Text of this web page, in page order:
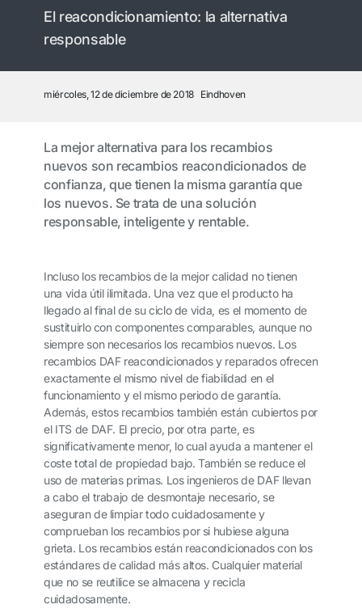
El reacondicionamiento: la alternativa
responsable
miércoles, 12 de diciembre de 2018 Eindhoven
La mejor alternativa para los recambios
nuevos son recambios reacondicionados de
confianza, que tienen la misma garantía que
los nuevos. Se trata de una solución
responsable, inteligente y rentable.
Incluso los recambios de la mejor calidad no tienen
una vida útil ilimitada. Una vez que el producto ha
llegado al final de su ciclo de vida, es el momento de
sustituirlo con componentes comparables, aunque no
siempre son necesarios los recambios nuevos. Los
recambios DAF reacondicionados y reparados ofrecen
exactamente el mismo nivel de fiabilidad en el
funcionamiento y el mismo periodo de garantía.
Además, estos recambios también están cubiertos por
el ITS de DAF. El precio, por otra parte, es
significativamente menor, lo cual ayuda a mantener el
coste total de propiedad bajo. También se reduce el
uso de materias primas. Los ingenieros de DAF llevan
a cabo el trabajo de desmontaje necesario, se
aseguran de limpiar todo cuidadosamente y
comprueban los recambios por si hubiese alguna
grieta. Los recambios están reacondicionados con los
estándares de calidad más altos. Cualquier material
que no se reutilice se almacena y recicla
cuidadosamente.